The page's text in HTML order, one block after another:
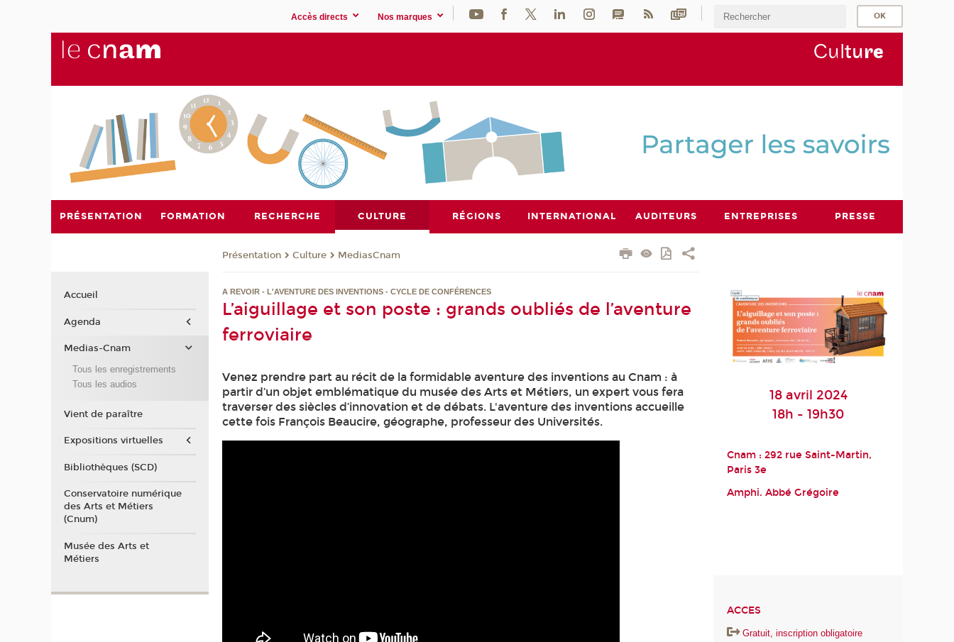
Accès directs Nos marques
Culture
PRÉSENTATION FORMATION RECHERCHE CULTURE RÉGIONS INTERNATIONAL AUDITEURS ENTREPRISES PRESSE
Présentation Culture MediasCnam
A REVOIR - L'AVENTURE DES INVENTIONS - CYCLE DE CONFÉRENCES
L’aiguillage et son poste : grands oubliés de l’aventure
ferroviaire
Venez prendre part au récit de la formidable aventure des inventions au Cnam : à
partir d’un objet emblématique du musée des Arts et Métiers, un expert vous fera
traverser des siècles d’innovation et de débats. L'aventure des inventions accueille
cette fois François Beaucire, géographe, professeur des Universités.
18 avril 2024
18h - 19h30
Cnam : 292 rue Saint-Martin,
Paris 3e
Amphi. Abbé Grégoire
ACCES
Gratuit, inscription obligatoire
Accueil
Agenda
Medias-Cnam
Tous les enregistrements
Tous les audios
Vient de paraître
Expositions virtuelles
Bibliothèques (SCD)
Conservatoire numérique
des Arts et Métiers
(Cnum)
Musée des Arts et
Métiers